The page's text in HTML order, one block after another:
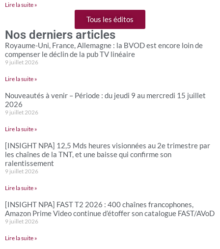
Lire la suite »
Tous les éditos
Nos derniers articles
Royaume-Uni, France, Allemagne : la BVOD est encore loin de
compenser le déclin de la pub TV linéaire
9 juillet 2026
Lire la suite »
Nouveautés à venir – Période : du jeudi 9 au mercredi 15 juillet
2026
9 juillet 2026
Lire la suite »
[INSIGHT NPA] 12,5 Mds heures visionnées au 2e trimestre par
les chaînes de la TNT, et une baisse qui confirme son
ralentissement
9 juillet 2026
Lire la suite »
[INSIGHT NPA] FAST T2 2026 : 400 chaînes francophones,
Amazon Prime Video continue d’étoffer son catalogue FAST/AVoD
9 juillet 2026
Lire la suite »